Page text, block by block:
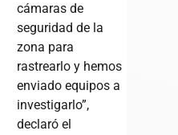
cámaras de
seguridad de la
zona para
rastrearlo y hemos
enviado equipos a
investigarlo”,
declaró el